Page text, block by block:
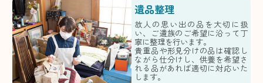
遺品整理
故人の思い出の品を大切に扱
い、ご遺族のご希望に沿って丁
寧に整理を行います。
貴重品や形見分けの品は確認し
ながら仕分けし、供養を希望さ
れる品があれば適切に対応いた
します。